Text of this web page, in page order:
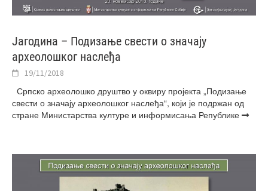
Јагодина – Подизање свести о значају
археолошког наслеђа
19/11/2018
Српско археолошко друштво у оквиру пројекта „Подизање
свести о значају археолошког наслеђа“, који је подржан од
стране Министарства културе и информисања Републике